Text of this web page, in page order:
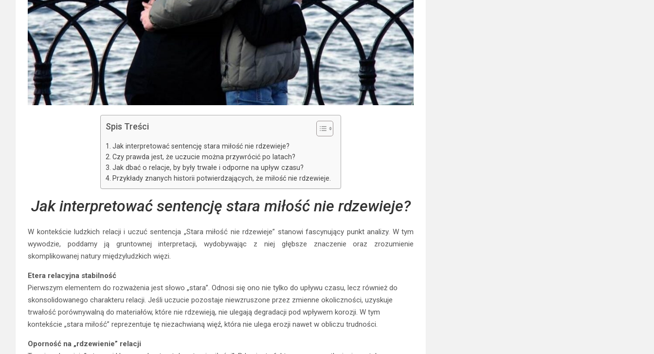
Spis Treści
Jak interpretować sentencję stara miłość nie rdzewieje?
Czy prawda jest, że uczucie można przywrócić po latach?
Jak dbać o relacje, by były trwałe i odporne na upływ czasu?
Przykłady znanych historii potwierdzających, że miłość nie rdzewieje.
Jak interpretować sentencję stara miłość nie rdzewieje?
W kontekście ludzkich relacji i uczuć sentencja „Stara miłość nie rdzewieje” stanowi fascynujący punkt analizy. W tym
wywodzie, poddamy ją gruntownej interpretacji, wydobywając z niej głębsze znaczenie oraz zrozumienie
skomplikowanej natury międzyludzkich więzi.
Etera relacyjna stabilność
Pierwszym elementem do rozważenia jest słowo „stara”. Odnosi się ono nie tylko do upływu czasu, lecz również do
skonsolidowanego charakteru relacji. Jeśli uczucie pozostaje niewzruszone przez zmienne okoliczności, uzyskuje
trwałość porównywalną do materiałów, które nie rdzewieją, nie ulegają degradacji pod wpływem korozji. W tym
kontekście „stara miłość” reprezentuje tę niezachwianą więź, która nie ulega erozji nawet w obliczu trudności.
Oporność na „rdzewienie” relacji